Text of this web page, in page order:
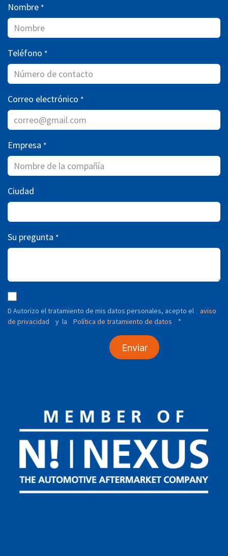
Nombre *
Teléfono *
Correo electrónico *
Empresa *
Ciudad
Su pregunta *
D Autorizo ​​el tratamiento de mis datos personales, acepto el
aviso
de privacidad
y la Política de tratamiento de datos *
Enviar